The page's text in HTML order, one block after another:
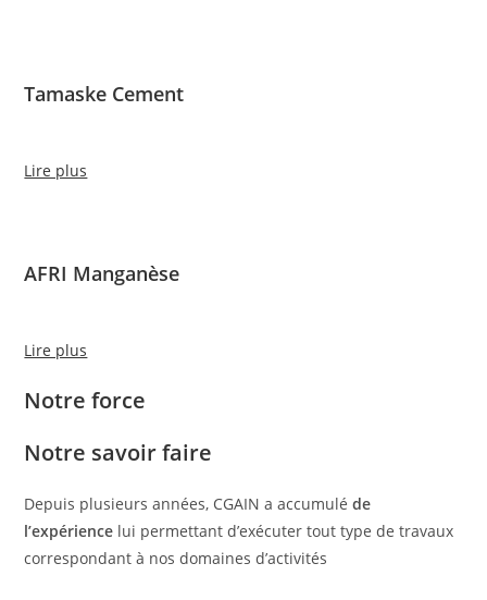
Tamaske Cement
Lire plus
AFRI Manganèse
Lire plus
Notre force
Notre savoir faire
Depuis plusieurs années, CGAIN a accumuléde
l’expérience lui permettant d’exécuter tout type de travaux
correspondant à nos domaines d’activités